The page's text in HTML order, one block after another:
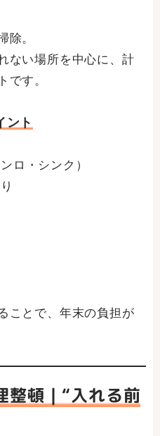
除。
ない場所を中心に、計
です。
ント
ロ・シンク）
ことで、年末の負担が
頓｜“入れる前